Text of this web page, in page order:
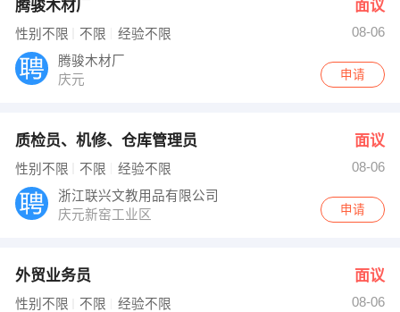
腾骏木材厂 面议
性别不限 不限 经验不限
08-06
腾骏木材厂
庆元
申请
质检员、机修、仓库管理员 面议
性别不限 不限 经验不限
08-06
浙江联兴文教用品有限公司
庆元新窑工业区
申请
外贸业务员 面议
性别不限 不限 经验不限
08-06